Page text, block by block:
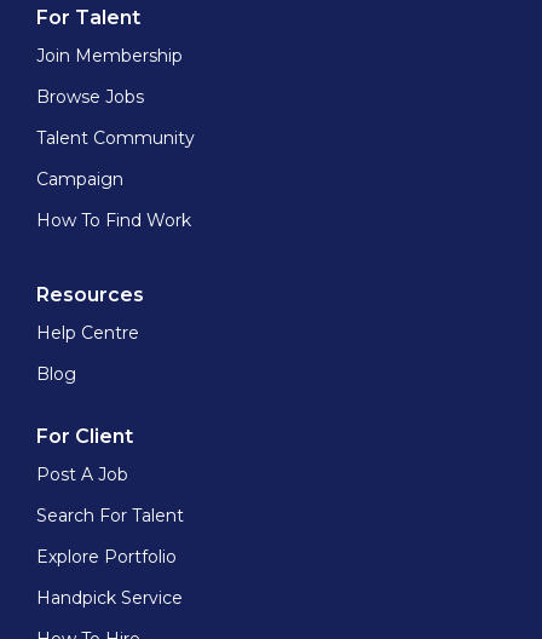
For Talent
Join Membership
Browse Jobs
Talent Community
Campaign
How To Find Work
Resources
Help Centre
Blog
For Client
Post A Job
Search For Talent
Explore Portfolio
Handpick Service